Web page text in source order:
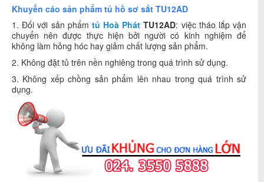
Khuyến cáo sản phẩm tủ hồ sơ sắt TU12AD
1. Đối với sản phẩm tủ Hoà Phát TU12AD: việc tháo lắp vận
chuyển nên được thực hiện bởi người có kinh nghiệm để
không làm hỏng hóc hay giảm chất lượng sản phẩm.
2. Không đặt tủ trên nền nghiêng trong quá trình sử dụng.
3. Không xếp chồng sản phẩm lên nhau trong quá trình sử
dụng.